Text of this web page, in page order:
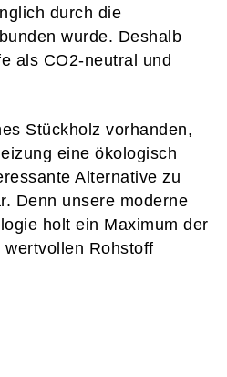
durch die
wurde. Deshalb
als CO2-neutral und
Stückholz vorhanden,
eine ökologisch
Alternative zu
Denn unsere moderne
holt ein Maximum der
Rohstoff